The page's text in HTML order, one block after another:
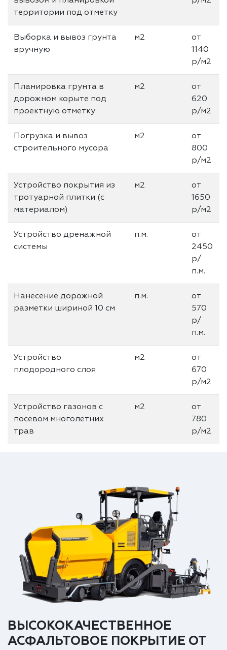
территории под отметку
Выборка и вывоз грунта
вручную
м2
от
1140
р/м2
Планировка грунта в
дорожном корыте под
проектную отметку
м2
от
620
р/м2
Погрузка и вывоз
строительного мусора
м2
от
800
р/м2
Устройство покрытия из
тротуарной плитки (с
материалом)
м2
от
1650
р/м2
Устройство дренажной
системы
п.м.
от
2450
р/
п.м.
Нанесение дорожной
разметки шириной 10 см
п.м.
от
570
р/
п.м.
Устройство
плодородного слоя
м2
от
670
р/м2
Устройство газонов с
посевом многолетних
трав
м2
от
780
р/м2
ВЫСОКОКАЧЕСТВЕННОЕ
АСФАЛЬТОВОЕ ПОКРЫТИЕ ОТ